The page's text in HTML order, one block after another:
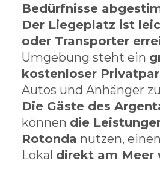
Bedürfnisse
Der Liegeplatz ist
oder Transporter
Umgebung steht ein
kostenloser
Autos und Anhänger
Die Gäste des
können die
Rotonda nutzen,
Lokal direkt am Meer